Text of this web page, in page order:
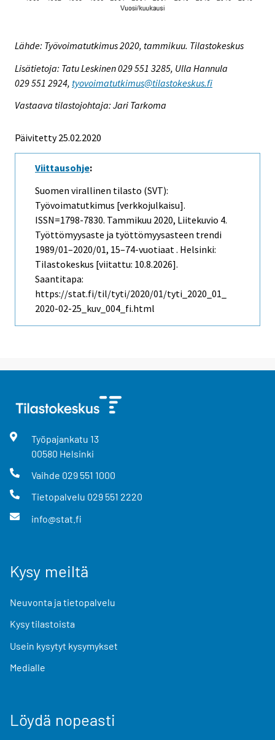
Lähde: Työvoimatutkimus 2020, tammikuu. Tilastokeskus
Lisätietoja: Tatu Leskinen 029 551 3285, Ulla Hannula
029 551 2924, tyovoimatutkimus@tilastokeskus.fi
Vastaava tilastojohtaja: Jari Tarkoma
Päivitetty 25.02.2020
Viittausohje:
Suomen virallinen tilasto (SVT):
Työvoimatutkimus [verkkojulkaisu].
ISSN=1798-7830. Tammikuu 2020, Liitekuvio 4.
Työttömyysaste ja työttömyysasteen trendi
1989/01–2020/01, 15–74-vuotiaat . Helsinki:
Tilastokeskus [viitattu: 10.8.2026].
Saantitapa:
https://stat.fi/til/tyti/2020/01/tyti_2020_01_
2020-02-25_kuv_004_fi.html
Työpajankatu 13
00580 Helsinki
Vaihde 029 551 1000
Tietopalvelu 029 551 2220
info@stat.fi
Kysy meiltä
Neuvonta ja tietopalvelu
Kysy tilastoista
Usein kysytyt kysymykset
Medialle
Löydä nopeasti